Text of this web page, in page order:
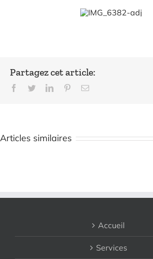
Partagez cet article:
Facebook
TwitterLinkedInPinterestCourriel
Articles similaires
Accueil
Services